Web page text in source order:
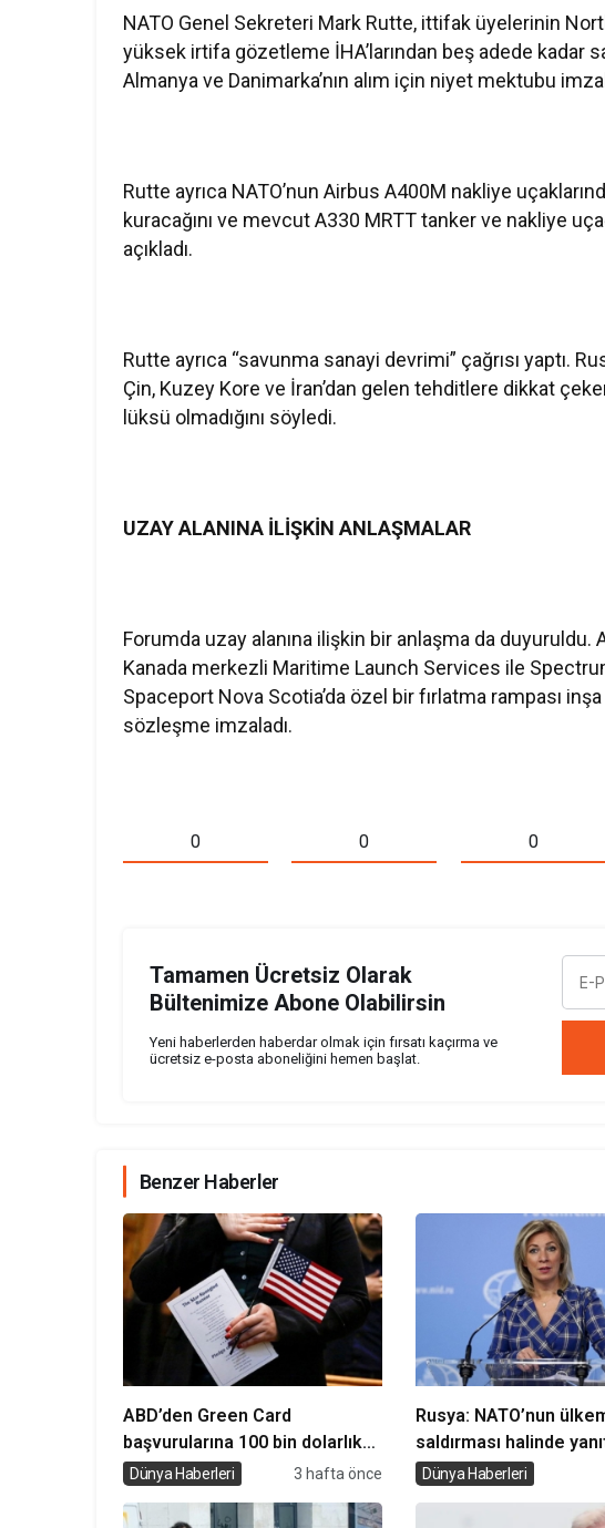
NATO Genel Sekreteri Mark Rutte, ittifak üyelerinin
yüksek irtifa gözetleme İHA’larından beş adede kadar
Almanya ve Danimarka’nın alım için niyet mektubu
Rutte ayrıca NATO’nun Airbus A400M nakliye
kuracağını ve mevcut A330 MRTT tanker ve nakliye
açıkladı.
Rutte ayrıca “savunma sanayi devrimi” çağrısı yaptı.
Çin, Kuzey Kore ve İran’dan gelen tehditlere dikkat
lüksü olmadığını söyledi.
UZAY ALANINA İLİŞKİN ANLAŞMALAR
Forumda uzay alanına ilişkin bir anlaşma da
Kanada merkezli Maritime Launch Services ile
Spaceport Nova Scotia’da özel bir fırlatma rampası
sözleşme imzaladı.
0 0 0
Tamamen Ücretsiz Olarak
Bültenimize Abone Olabilirsin
Yeni haberlerden haberdar olmak için fırsatı kaçırma ve
ücretsiz e-posta aboneliğini hemen başlat.
Benzer Haberler
ABD’den Green Card
başvurularına 100 bin dolarlık
teminat planı
Dünya Haberleri 3 hafta önce
Rusya: NATO’nun
saldırması halinde
yıkıcı olacak
Dünya Haberleri